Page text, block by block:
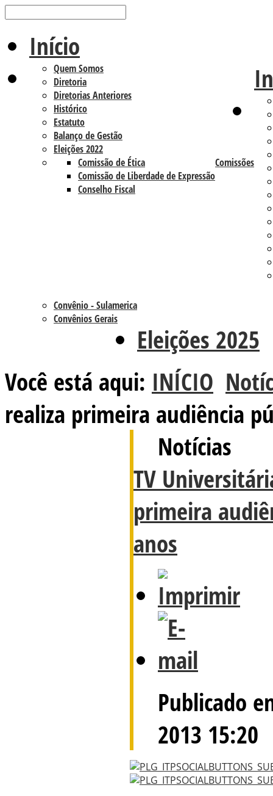
Início
Quem Somos
Diretoria
Diretorias Anteriores
Histórico
Estatuto
Balanço de Gestão
Eleições 2022
Comissões
Comissão de Ética
Comissão de Liberdade de Expressão
Conselho Fiscal
Convênio - Sulamerica
Convênios Gerais
Eleições 2025
Você está aqui: INÍCIO
realiza primeira audiência
Notícias
TV
primeira
anos
Publicado
2013 15:20